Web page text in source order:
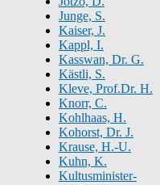
Junge, S.
Kaiser, J.
Kappl, I.
Kasswan, Dr. G.
Kästli, S.
Kleve, Prof.Dr. H.
Knorr, C.
Kohlhaas, H.
Kohorst, Dr. J.
Krause, H.-U.
Kuhn, K.
Kultusminister-